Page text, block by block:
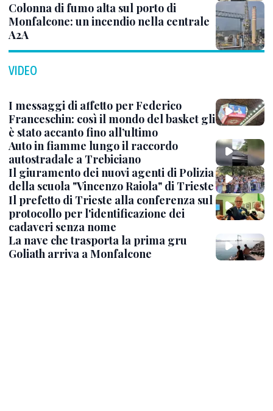
Colonna di fumo alta sul porto di
Monfalcone: un incendio nella centrale
A2A
VIDEO
I messaggi di affetto per Federico
Franceschin: così il mondo del basket gli
è stato accanto fino all’ultimo
Auto in fiamme lungo il raccordo
autostradale a Trebiciano
Il giuramento dei nuovi agenti di Polizia
della scuola "Vincenzo Raiola" di Trieste
Il prefetto di Trieste alla conferenza sul
protocollo per l'identificazione dei
cadaveri senza nome
La nave che trasporta la prima gru
Goliath arriva a Monfalcone